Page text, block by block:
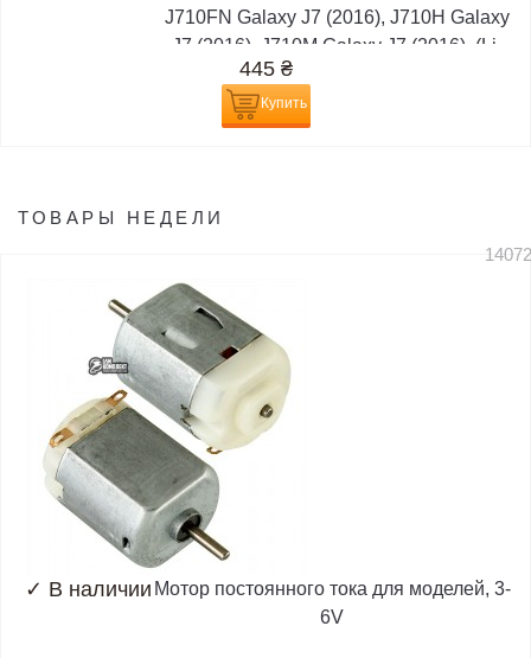
J710FN Galaxy J7 (2016), J710H Galaxy
J7 (2016), J710M Galaxy J7 (2016), (Li-
ion 3.85V...
445 ₴
Купить
ТОВАРЫ НЕДЕЛИ
✓ В наличии Мотор постоянного тока для моделей, 3-
6V